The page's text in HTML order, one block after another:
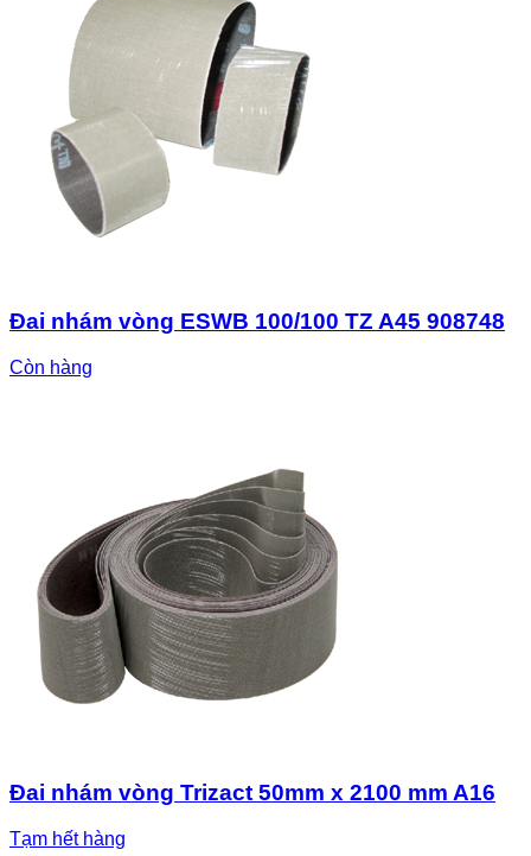
Đai nhám vòng ESWB 100/100 TZ A45 908748
Còn hàng
Đai nhám vòng Trizact 50mm x 2100 mm A16
Tạm hết hàng